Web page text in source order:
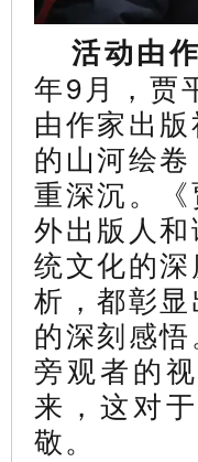
活动由
年9月，贾
由作家出
的山河绘
重深沉。
外出版人
统文化的
析，都彰
的深刻感悟
旁观者的
来，这对
敬。